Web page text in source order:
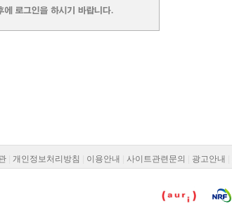
개인정보처리방침 이용안내 사이트관련문의 광고안내